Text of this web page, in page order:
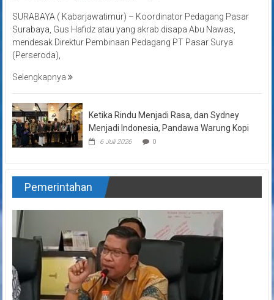
SURABAYA ( Kabarjawatimur) – Koordinator Pedagang Pasar
Surabaya, Gus Hafidz atau yang akrab disapa Abu Nawas,
mendesak Direktur Pembinaan Pedagang PT Pasar Surya
(Perseroda),
Selengkapnya
Ketika Rindu Menjadi Rasa, dan Sydney
Menjadi Indonesia, Pandawa Warung Kopi
6 Juli 2026 0
Pemerintahan